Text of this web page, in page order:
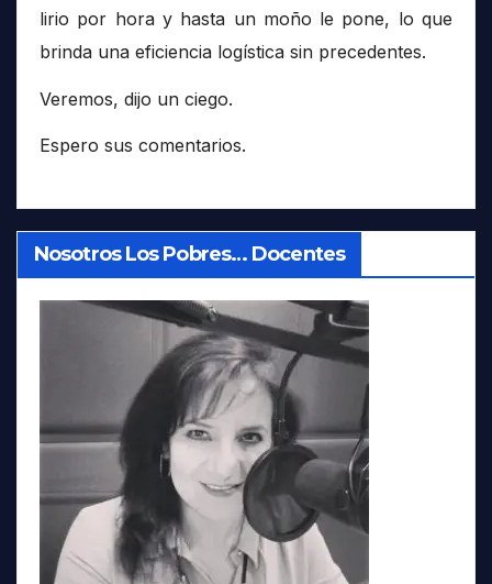
lirio por hora y hasta un moño le pone, lo que
brinda una eficiencia logística sin precedentes.
Veremos, dijo un ciego.
Espero sus comentarios.
Nosotros Los Pobres… Docentes